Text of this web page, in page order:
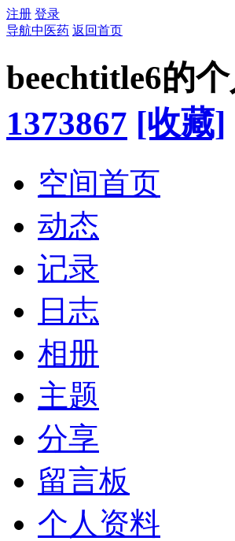
注册 登录
导航中医药 返回首页
beechtitle6的
1373867 [收藏]
空间首页
动态
记录
日志
相册
主题
分享
留言板
个人资料